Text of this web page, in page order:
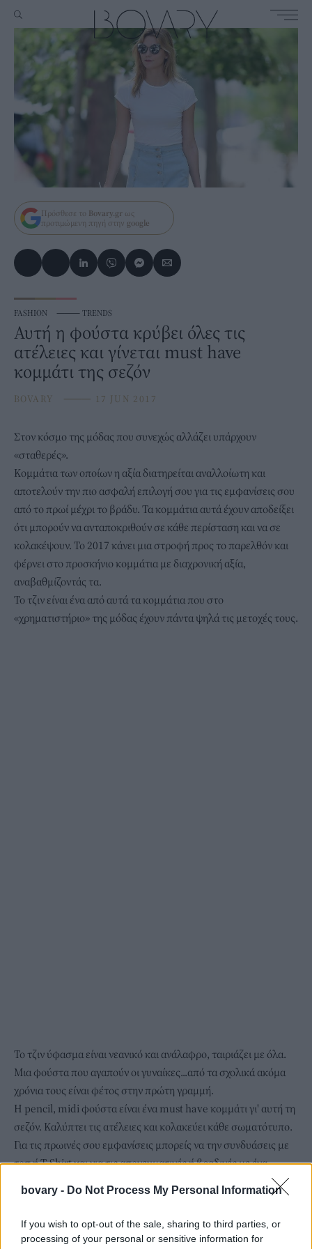
bovary - Do Not Process My Personal Information
If you wish to opt-out of the sale, sharing to third parties, or
processing of your personal or sensitive information for
Πρόσθεσε το Bovary.gr ως
προτιμώμενη πηγή στην google
FASHION ⸻ TRENDS
Αυτή η φούστα κρύβει όλες τις
ατέλειες και γίνεται must have
κομμάτι της σεζόν
BOVARY ⸻ 17 JUN 2017
Στον κόσμο της μόδας που συνεχώς αλλάζει υπάρχουν
«σταθερές».
Κομμάτια των οποίων η αξία διατηρείται αναλλοίωτη και
αποτελούν την πιο ασφαλή επιλογή σου για τις εμφανίσεις σου
από το πρωί μέχρι το βράδυ. Τα κομμάτια αυτά έχουν αποδείξει
ότι μπορούν να ανταποκριθούν σε κάθε περίσταση και να σε
κολακέψουν. Το 2017 κάνει μια στροφή προς το παρελθόν και
φέρνει στο προσκήνιο κομμάτια με διαχρονική αξία,
αναβαθμίζοντάς τα.
To τζιν είναι ένα από αυτά τα κομμάτια που στο
«χρηματιστήριο» της μόδας έχουν πάντα ψηλά τις μετοχές τους.
Το τζιν ύφασμα είναι νεανικό και ανάλαφρο, ταιριάζει με όλα.
Μια φούστα που αγαπούν οι γυναίκες...από τα σχολικά ακόμα
χρόνια τους είναι φέτος στην πρώτη γραμμή.
Η pencil, midi φούστα είναι ένα must have κομμάτι γι' αυτή τη
σεζόν. Καλύπτει τις ατέλειες και κολακεύει κάθε σωματότυπο.
Για τις πρωινές σου εμφανίσεις μπορείς να την συνδυάσεις με
τοπ ή T-Shirt και για τις απογευματινές ή βραδινές με ένα